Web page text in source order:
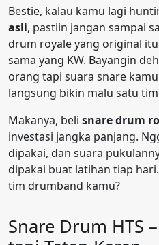
Bestie, kalau kamu lagi
asli, pastiin jangan sampai
drum royale yang original
sama yang KW. Bayangin
orang tapi suara snare
langsung bikin malu satu
Makanya, beli snare drum
investasi jangka panjang.
dipakai, dan suara
dipakai buat latihan tiap
tim drumband kamu?
Snare Drum HTS